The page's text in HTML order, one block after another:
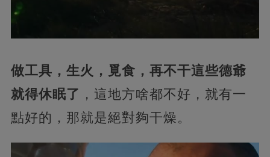
做工具，生火，覓食，再不干這些德爺
就得休眠了 ，這地方啥都不好，就有一
點好的，那就是絕對夠干燥。